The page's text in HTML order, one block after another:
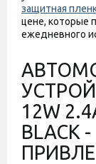
защитная
цене, которые
ежедневного
12W
BLACK